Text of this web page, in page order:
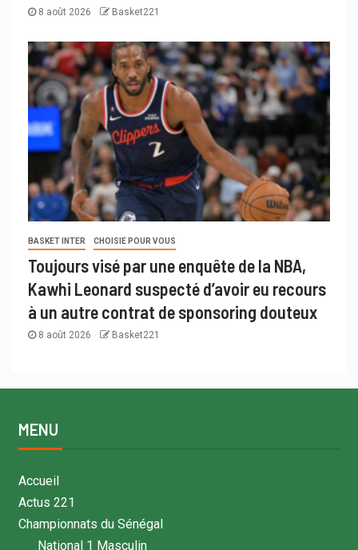
8 août 2026 Basket221
BASKET INTER CHOISIE POUR VOUS
Toujours visé par une enquête de la NBA,
Kawhi Leonard suspecté d’avoir eu recours
à un autre contrat de sponsoring douteux
8 août 2026 Basket221
MENU
Accueil
Actus 221
Championnats du Sénégal
National 1 Masculin